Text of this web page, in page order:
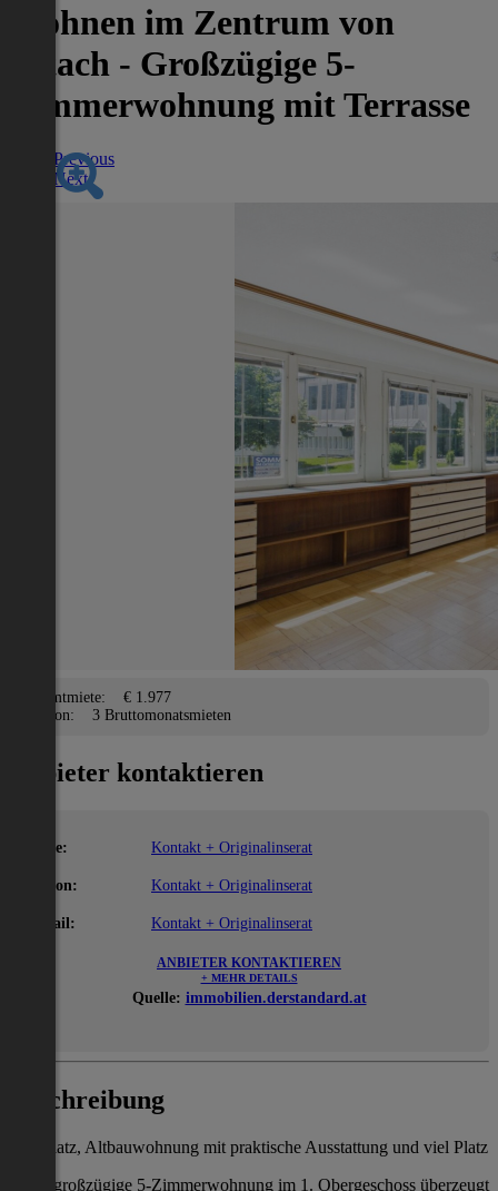
Wohnen im Zentrum von
Altach - Großzügige 5-
Zimmerwohnung mit Terrasse
Previous
Next
Gesamtmiete:
€ 1.977
Kaution:
3 Bruttomonatsmieten
Anbieter kontaktieren
Name: Kontakt + Originalinserat
Telefon: Kontakt + Originalinserat
E-Mail: Kontakt + Originalinserat
ANBIETER KONTAKTIEREN
+ MEHR DETAILS
Quelle: immobilien.derstandard.at
Beschreibung
Viel Platz, Altbauwohnung mit praktische Ausstattung und viel Platz
Diese großzügige 5-Zimmerwohnung im 1. Obergeschoss überzeugt